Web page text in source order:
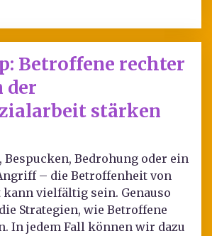
Betroffene rechter
der
stärken
Bespucken, Bedrohung oder ein
– die Betroffenheit von
vielfältig sein. Genauso
Strategien, wie Betroffene
In jedem Fall können wir dazu